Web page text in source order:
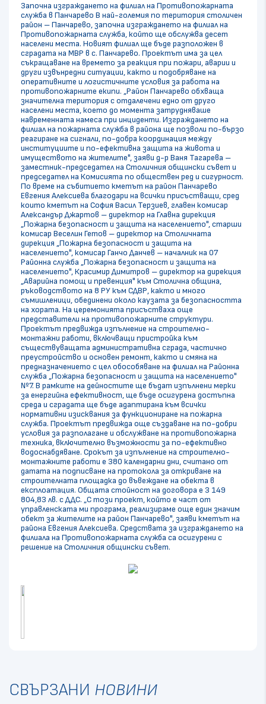
Започна изграждането на филиал на Противопожарната
служба в Панчарево В най-големия по територия столичен
район – Панчарево, започна изграждането на филиал на
Противопожарната служба, който ще обслужва десет
населени места. Новият филиал ще бъде разположен в
сградата на МВР в с. Панчарево. Проектът има за цел
съкращаване на времето за реакция при пожари, аварии и
други извънредни ситуации, както и подобряване на
оперативните и логистичните условия за работа на
противопожарните екипи. „Район Панчарево обхваща
значителна територия с отдалечени едно от друго
населени места, което до момента затрудняваше
навременната намеса при инциденти. Изграждането на
филиал на пожарната служба в района ще позволи по-бързо
реагиране на сигнали, по-добра координация между
институциите и по-ефективна защита на живота и
имуществото на жителите", заяви д-р Ваня Тагарева –
заместник-председател на Столичния общински съвет и
председател на Комисията по обществен ред и сигурност.
По време на събитието кметът на район Панчарево
Евгения Алексиева благодари на всички присъстващи, сред
които кметът на София Васил Терзиев, главен комисар
Александър Джартов – директор на Главна дирекция
„Пожарна безопасност и защита на населението", старши
комисар Веселин Гетов – директор на Столичната
дирекция „Пожарна безопасност и защита на
населението", комисар Ганчо Данчев – началник на 07
Районна служба „Пожарна безопасност и защита на
населението", Красимир Димитров – директор на дирекция
„Аварийна помощ и превенция" към Столична община,
ръководството на 8 РУ към СДВР, както и много
съмишленици, обединени около каузата за безопасността
на хората. На церемонията присъстваха още
представители на противопожарните структури.
Проектът предвижда изпълнение на строително-
монтажни работи, включващи пристройка към
съществуващата административна сграда, частично
преустройство и основен ремонт, както и смяна на
предназначението с цел обособяване на филиал на Районна
служба „Пожарна безопасност и защита на населението"
№7. В рамките на дейностите ще бъдат изпълнени мерки
за енергийна ефективност, ще бъде осигурена достъпна
среда и сградата ще бъде адаптирана към всички
нормативни изисквания за функциониране на пожарна
служба. Проектът предвижда още създаване на по-добри
условия за разполагане и обслужване на противопожарна
техника, включително възможности за по-ефективно
водоснабдяване. Срокът за изпълнение на строително-
монтажните работи е 380 календарни дни, считано от
датата на подписване на протокола за откриване на
строителната площадка до въвеждане на обекта в
експлоатация. Общата стойност на договора е 3 149
804,83 лв. с ДДС. „С този проект, който е част от
управленската ми програма, реализираме още един значим
обект за жителите на район Панчарево", заяви кметът на
района Евгения Алексиева. Средствата за изграждането на
филиала на Противопожарната служба са осигурени с
решение на Столичния общински съвет.
СВЪРЗАНИ НОВИНИ